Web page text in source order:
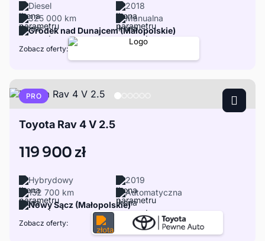
Diesel
2018
325 000 km
Manualna
Gródek nad Dunajcem (Małopolskie)
Zobacz oferty:
PRO
Toyota Rav 4 V 2.5
119 900 zł
Hybrydowy
2019
152 700 km
Automatyczna
Nowy Sącz (Małopolskie)
Zobacz oferty: